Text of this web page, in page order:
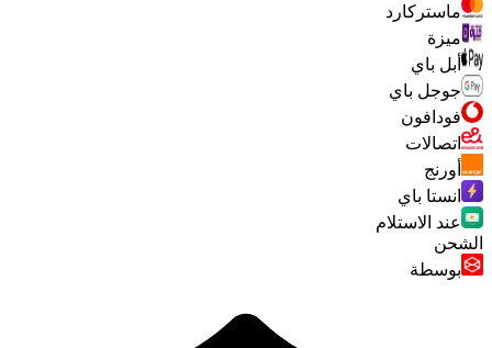
ماستركارد
ميزة
أبل باي
جوجل باي
فودافون
اتصالات
أورنج
انستا باي
عند الاستلام
الشحن
بوسطة